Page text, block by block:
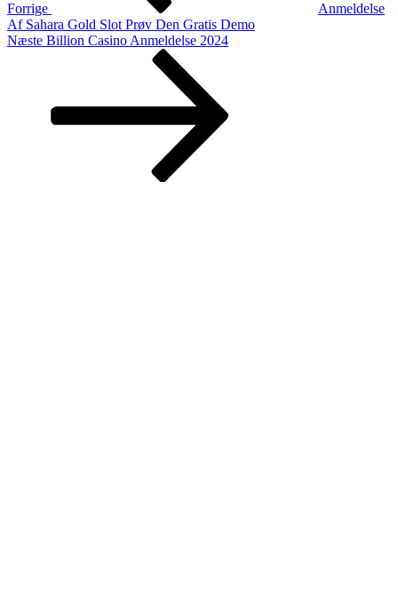
Forrige
Anmeldelse
Af Sahara Gold Slot Prøv Den Gratis Demo
Næste
Næste Billion Casino Anmeldelse 2024